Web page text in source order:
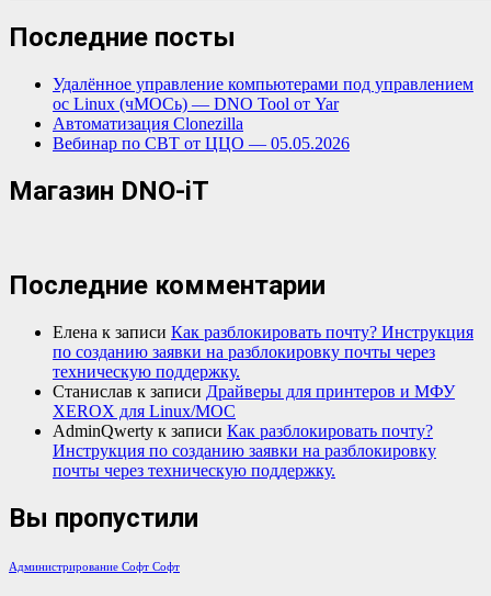
Последние посты
Удалённое управление компьютерами под управлением
ос Linux (чМОСь) — DNO Tool от Yar
Автоматизация Clonezilla
Вебинар по СВТ от ЦЦО — 05.05.2026
Магазин DNO-iT
Последние комментарии
Елена к записи Как разблокировать почту? Инструкция
по созданию заявки на разблокировку почты через
техническую поддержку.
Станислав к записи Драйверы для принтеров и МФУ
XEROX для Linux/МОС
AdminQwerty к записи Как разблокировать почту?
Инструкция по созданию заявки на разблокировку
почты через техническую поддержку.
Вы пропустили
Администрирование Софт Софт